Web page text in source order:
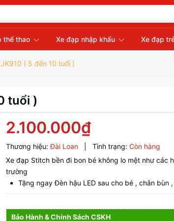
thể thao Xe đạp nhập khẩu Xe đạp
( 5 đến 10 tuổi )
tuổi )
2.100.000₫
Thương hiệu: Đài Loan Tình trạng: Còn hàng
Xe đạp Stitch bền đi bon bé không lo mệt như các
trường
Tặng ngay Đèn hậu LED sau cho bé , chắn bùn
Bảo Hành & Chính Sách CSKH